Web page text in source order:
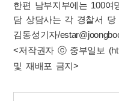
한편 남부지부에는 100여
담 상담사는 각 경찰서
김동성기자/
<저작권자 ⓒ 중부일보
및 재배포 금지>